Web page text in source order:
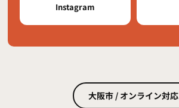
Instagram
大阪市 / オンライン対応